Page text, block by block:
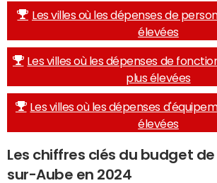
Les villes où les dépenses de
élevées
Les villes où les dépenses de
plus élevées
Les villes où les dépenses
élevées
Les chiffres clés du budget
sur-Aube en 2024